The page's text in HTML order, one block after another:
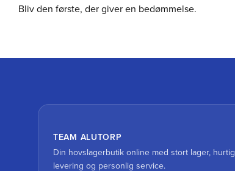
Bliv den første, der giver en bedømmelse.
TEAM ALUTORP
Din hovslagerbutik online med stort lager, hurtig
levering og personlig service.